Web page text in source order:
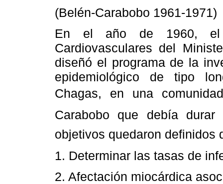
(Belén-Carabobo 1961-1971)
En el año de 1960, el
Cardiovasculares del
diseñó el programa de la
epidemiológico de tipo
Chagas, en una
Carabobo que debía
objetivos quedaron definidos
1. Determinar las tasas de
2. Afectación miocárdica